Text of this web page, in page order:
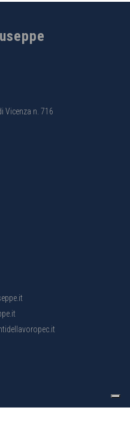
Vicenza n. 716